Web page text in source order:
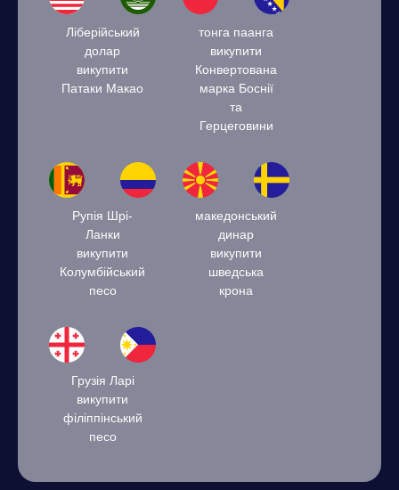
Ліберійський
долар
викупити
Патаки Макао
тонга паанга
викупити
Конвертована
марка Боснії
та
Герцеговини
Рупія Шрі-
Ланки
викупити
Колумбійський
песо
македонський
динар
викупити
шведська
крона
Грузія Ларі
викупити
філіппінський
песо